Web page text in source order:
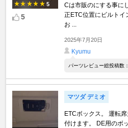
5
5
Cは市販のにする事に
正ETC位置にビルトイ
お ...
2025年7月20日
Kyumu
パーツレビュー総投稿数
マツダ デミオ
ETCボックス。 運転
付けます。 DE用のボ